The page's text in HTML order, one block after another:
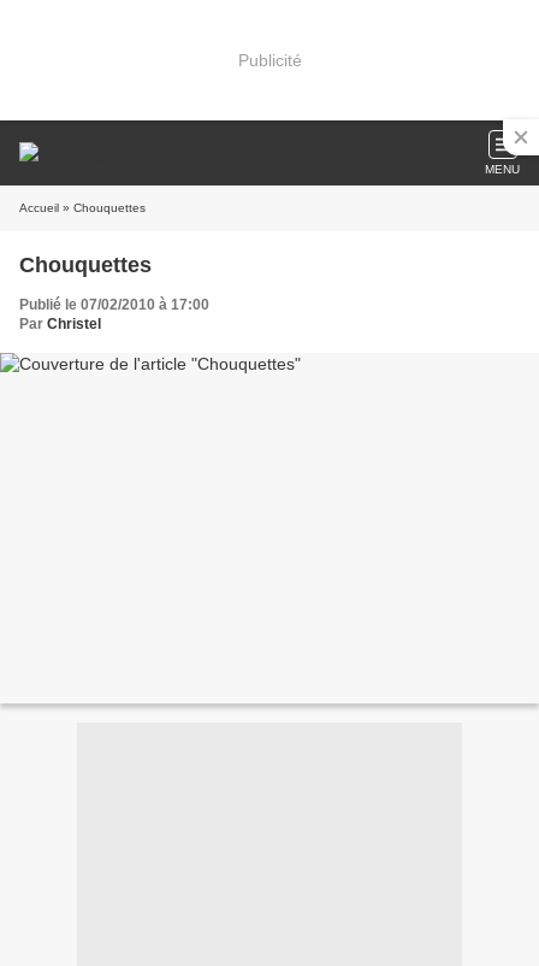
Publicité
MENU
Accueil » Chouquettes
Chouquettes
Publié le 07/02/2010 à 17:00
Par Christel